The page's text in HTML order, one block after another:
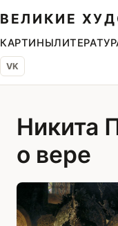
ВЕЛИКИЕ
КАРТИНЫ
VK
Никита
о вере